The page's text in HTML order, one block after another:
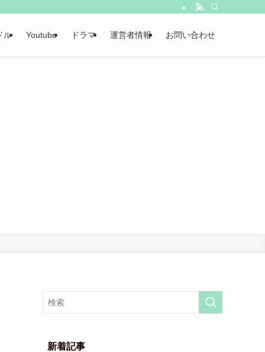
ル Youtube ドラマ 運営者情報 お問い合わせ
新着記事